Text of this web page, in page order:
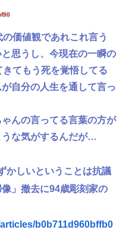
価値観であれこれ言う
思うし、今現在の一瞬の
てもう死を覚悟してる
自分の人生を通して言っ
んの言ってる言葉の方が
うな気がするんだが…
かしいということは抗議
」撤去に94歳彫刻家の
b0b711d960bffb0